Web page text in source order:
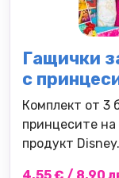
Гащички
с
Комплект от 3
принцесите
продукт Disney.